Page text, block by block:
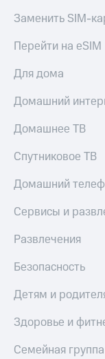
Заменить SIM-
Перейти на eSIM
Для дома
Домашний
Домашнее ТВ
Спутниковое ТВ
Домашний
Сервисы и
Развлечения
Безопасность
Детям и
Здоровье и
Семейная группа